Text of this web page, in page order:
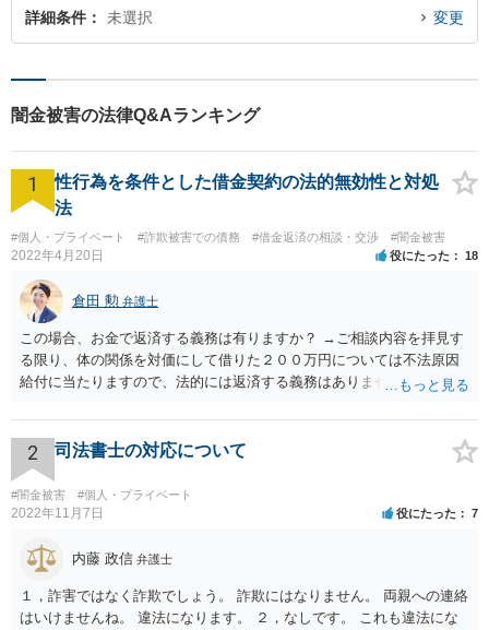
詳細条件 未選択 変更
闇金被害の法律Q&Aランキング
1
性行為を条件とした借金契約の法的無効性と対処
法
#個人・プライベート #詐欺被害での債務 #借金返済の相談・交渉 #闇金被害
2022年4月20日 役にたった 18
倉田 勲 弁護士
この場合、お金で返済する義務は有りますか？ →ご相談内容を拝見す
る限り、体の関係を対価にして借りた２００万円については不法原因
給付に当たりますので、法的には返済する義務はありません。家族に
をお勧めします。
2 司法書士の対応について
#闇金被害 #個人・プライベート
2022年11月7日 役にたった 7
内藤 政信 弁護士
１，詐害ではなく詐欺でしょう。 詐欺にはなりません。 両親への連絡
はいけませんね。 違法になります。 ２，なしです。 これも違法にな